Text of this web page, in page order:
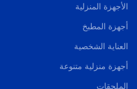
الأجهزة المنزلية
أجهزة المطبخ
العناية الشخصية
أجهزة منزلية متنوعة
الملحقات